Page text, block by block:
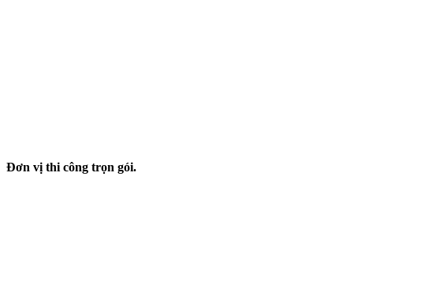
Đơn vị thi công trọn gói.